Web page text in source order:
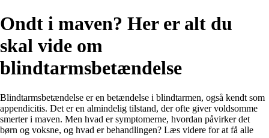
Ondt i maven? Her er alt du
skal vide om
blindtarmsbetændelse
Blindtarmsbetændelse er en betændelse i blindtarmen, også kendt som
appendicitis. Det er en almindelig tilstand, der ofte giver voldsomme
smerter i maven. Men hvad er symptomerne, hvordan påvirker det
børn og voksne, og hvad er behandlingen? Læs videre for at få alle